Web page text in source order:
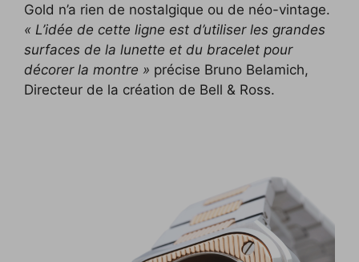
Gold n’a rien de nostalgique ou de néo-vintage.
« L’idée de cette ligne est d’utiliser les grandes
surfaces de la lunette et du bracelet pour
décorer la montre » précise Bruno Belamich,
Directeur de la création de Bell & Ross.